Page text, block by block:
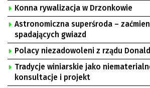
Konna rywalizacja w Drzonkowie
Astronomiczna superśroda –
spadających gwiazd
Polacy niezadowoleni z rządu
Tradycje winiarskie jako
konsultacje i projekt